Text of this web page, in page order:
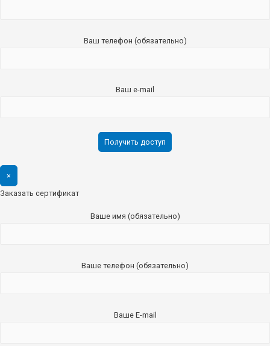
Ваш телефон (обязательно)
Ваш e-mail
×
Заказать сертификат
Ваше имя (обязательно)
Ваше телефон (обязательно)
Ваше E-mail